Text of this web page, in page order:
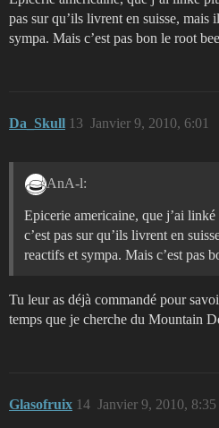
pas sur qu’ils livrent en suisse, mais
sympa. Mais c’est pas bon le root
Da_Skull Janvier 9, 2010, 6:01
13
AnA-l:
Epicerie americaine, que j’ai linké
c’est pas sur qu’ils livrent en
reactifs et sympa. Mais c’est pas
Tu leur as déjà commandé pour
temps que je cherche du Mountain
Glasofruix Janvier 9, 2010, 8:35
14